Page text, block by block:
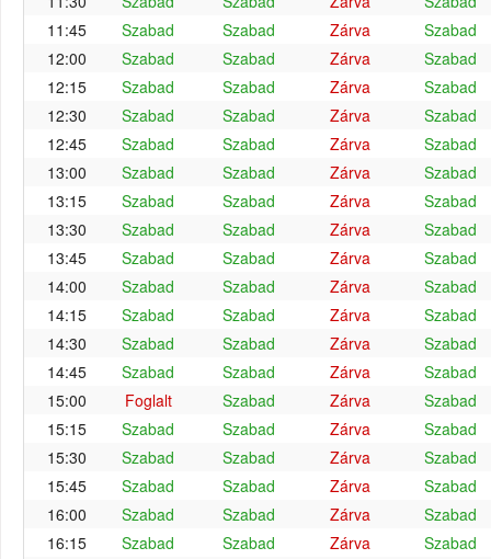
11:45
Szabad Szabad Zárva
Szabad
12:00
Szabad Szabad Zárva
Szabad
12:15
Szabad Szabad Zárva
Szabad
12:30
Szabad Szabad Zárva
Szabad
12:45
Szabad Szabad Zárva
Szabad
13:00
Szabad Szabad Zárva
Szabad
13:15
Szabad Szabad Zárva
Szabad
13:30
Szabad Szabad Zárva
Szabad
13:45
Szabad Szabad Zárva
Szabad
14:00
Szabad Szabad Zárva
Szabad
14:15
Szabad Szabad Zárva
Szabad
14:30
Szabad Szabad Zárva
Szabad
14:45
Szabad Szabad Zárva
Szabad
15:00
Foglalt Szabad Zárva
Szabad
15:15
Szabad Szabad Zárva
Szabad
15:30
Szabad Szabad Zárva
Szabad
15:45
Szabad Szabad Zárva
Szabad
16:00
Szabad Szabad Zárva
Szabad
16:15
Szabad Szabad Zárva Szabad